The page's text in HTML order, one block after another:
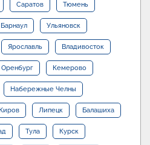
Саратов Тюмень
Барнаул Ульяновск
Ярославль Владивосток
Оренбург Кемерово
Набережные Челны
Киров Липецк Балашиха
Тула Курск